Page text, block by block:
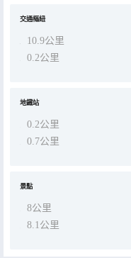
交通樞紐
10.9公里
0.2公里
地鐵站
0.2公里
0.7公里
景點
8公里
8.1公里